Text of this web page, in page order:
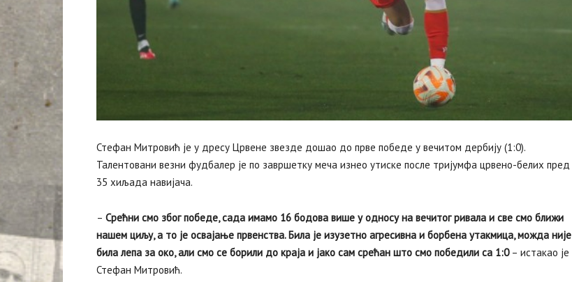
Стефан Митровић је у дресу Црвене звезде дошао до прве победе у вечитом дербију (1:0).
Талентовани везни фудбалер је по завршетку меча изнео утиске после тријумфа црвено-белих пред
35 хиљада навијача.
– Срећни смо због победе, сада имамо 16 бодова више у односу на вечитог ривала и све смо ближи
нашем циљу, а то је освајање првенства. Била је изузетно агресивна и борбена утакмица, можда није
била лепа за око, али смо се борили до краја и јако сам срећан што смо победили са 1:0– истакао је
Стефан Митровић.